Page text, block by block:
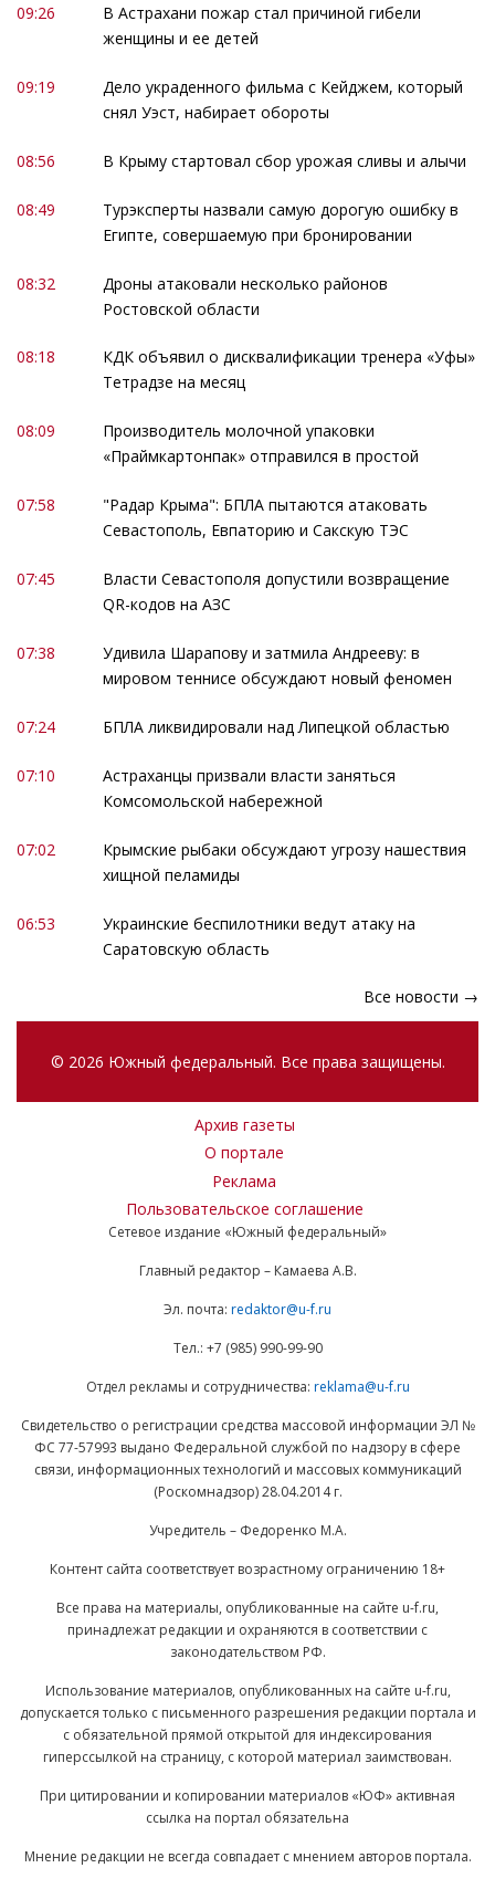
09:26
В Астрахани пожар стал причиной гибели
женщины и ее детей
09:19
Дело украденного фильма с Кейджем, который
снял Уэст, набирает обороты
08:56 В Крыму стартовал сбор урожая сливы и алычи
08:49
Турэксперты назвали самую дорогую ошибку в
Египте, совершаемую при бронировании
08:32
Дроны атаковали несколько районов
Ростовской области
08:18
КДК объявил о дисквалификации тренера «Уфы»
Тетрадзе на месяц
08:09
Производитель молочной упаковки
«Праймкартонпак» отправился в простой
07:58
"Радар Крыма": БПЛА пытаются атаковать
Севастополь, Евпаторию и Сакскую ТЭС
07:45
Власти Севастополя допустили возвращение
QR-кодов на АЗС
07:38
Удивила Шарапову и затмила Андрееву: в
мировом теннисе обсуждают новый феномен
07:24 БПЛА ликвидировали над Липецкой областью
07:10
Астраханцы призвали власти заняться
Комсомольской набережной
07:02
Крымские рыбаки обсуждают угрозу нашествия
хищной пеламиды
06:53
Украинские беспилотники ведут атаку на
Саратовскую область
Все новости →
© 2026 Южный федеральный. Все права защищены.
Архив газеты
О портале
Реклама
Пользовательское соглашение
Сетевое издание «Южный федеральный»
Главный редактор – Камаева А.В.
Эл. почта: redaktor@u-f.ru
Тел.: +7 (985) 990-99-90
Отдел рекламы и сотрудничества: reklama@u-f.ru
Свидетельство о регистрации средства массовой информации ЭЛ №
ФС 77-57993 выдано Федеральной службой по надзору в сфере
связи, информационных технологий и массовых коммуникаций
(Роскомнадзор) 28.04.2014 г.
Учредитель – Федоренко М.А.
Контент сайта соответствует возрастному ограничению 18+
Все права на материалы, опубликованные на сайте u-f.ru,
принадлежат редакции и охраняются в соответствии с
законодательством РФ.
Использование материалов, опубликованных на сайте u-f.ru,
допускается только с письменного разрешения редакции портала и
с обязательной прямой открытой для индексирования
гиперссылкой на страницу, с которой материал заимствован.
При цитировании и копировании материалов «ЮФ» активная
ссылка на портал обязательна
Мнение редакции не всегда совпадает с мнением авторов портала.